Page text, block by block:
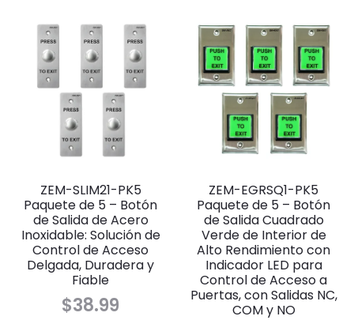
ZEM-SLIM21-PK5
Paquete de 5 – Botón
de Salida de Acero
Inoxidable: Solución de
Control de Acceso
Delgada, Duradera y
Fiable
$38.99
ZEM-EGRSQ1-PK5
Paquete de 5 – Botón
de Salida Cuadrado
Verde de Interior de
Alto Rendimiento con
Indicador LED para
Control de Acceso a
Puertas, con Salidas NC,
COM y NO